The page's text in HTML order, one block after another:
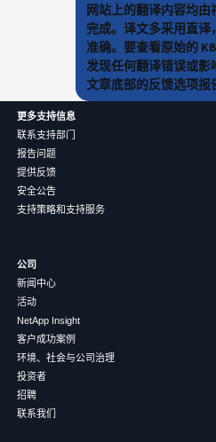
网站上的翻译内容均由
完成。译文多采用直译
准确。要查看原始的
发现任何翻译错误或影
文章底部的反馈选项报
更多支持信息
联系支持部门
报告问题
提供反馈
安全公告
支持策略和支持服务
公司
新闻中心
活动
NetApp Insight
客户成功案例
环境、社会与公司治理
投资者
招聘
联系我们